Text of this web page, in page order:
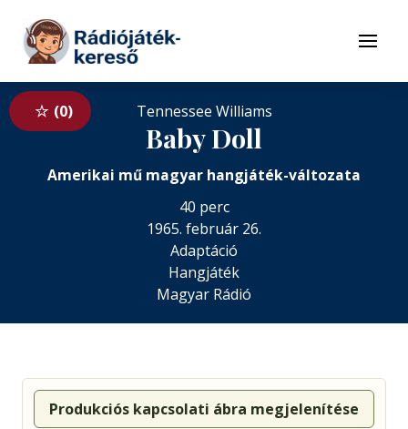
Tovább a tartalomhoz
Menü
0 Tennessee Williams
Baby Doll
Amerikai mű magyar hangjáték-változata
40 perc
1965. február 26.
Adaptáció
Hangjáték
Magyar Rádió
Produkciós kapcsolati ábra megjelenítése